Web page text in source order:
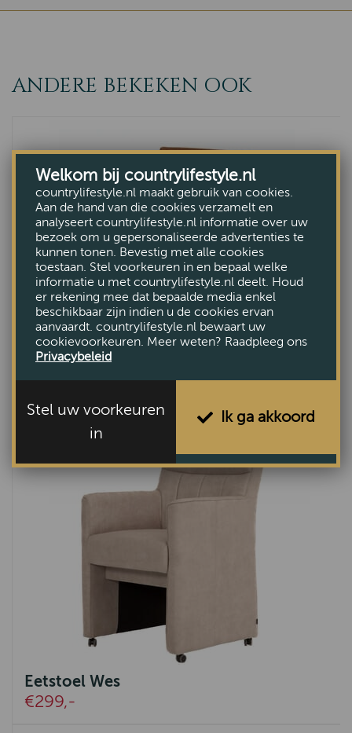
ANDERE BEKEKEN OOK
Eetkamerstoel Tiel
Eetstoel Wes
€299,-
Welkom bij countrylifestyle.nl
countrylifestyle.nl maakt gebruik van cookies.
Aan de hand van die cookies verzamelt en
analyseert countrylifestyle.nl informatie over uw
bezoek om u gepersonaliseerde advertenties te
kunnen tonen. Bevestig met alle cookies
toestaan. Stel voorkeuren in en bepaal welke
informatie u met countrylifestyle.nl deelt. Houd
er rekening mee dat bepaalde media enkel
beschikbaar zijn indien u de cookies ervan
aanvaardt. countrylifestyle.nl bewaart uw
cookievoorkeuren. Meer weten? Raadpleeg ons
Privacybeleid
Stel uw voorkeuren
in
Ik ga akkoord